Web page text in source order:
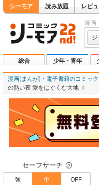
シーモア 読み放題 レビ
漫画
ジ
総合 少年・青年
漫画(まんが)・電子書籍のコミッ
の熱い夜 愛をはぐくむ大地 Ｉ
セーフサーチ ？
強 中 OFF